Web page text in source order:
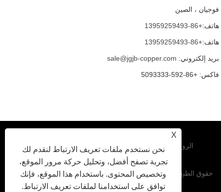
فوجيان ، الصين
هاتف:+86-13959259493
هاتف:+86-13959259493
بريد إلكتروني: sale@jgjb-copper.com
فاكس: +86-592-5093333
الروابط Sitemap | RSS | Privacy Policy
حقوق الطبع والنشر © 2025 Xiamen Jinguo Jinbei Cable Sales Co. ،
X
نحن نستخدم ملفات تعريف الارتباط لنقدم لك
تجربة تصفح أفضل، وتحليل حركة مرور الموقع،
وتخصيص المحتوى. باستخدام هذا الموقع، فإنك
توافق على استخدامنا لملفات تعريف الارتباط.